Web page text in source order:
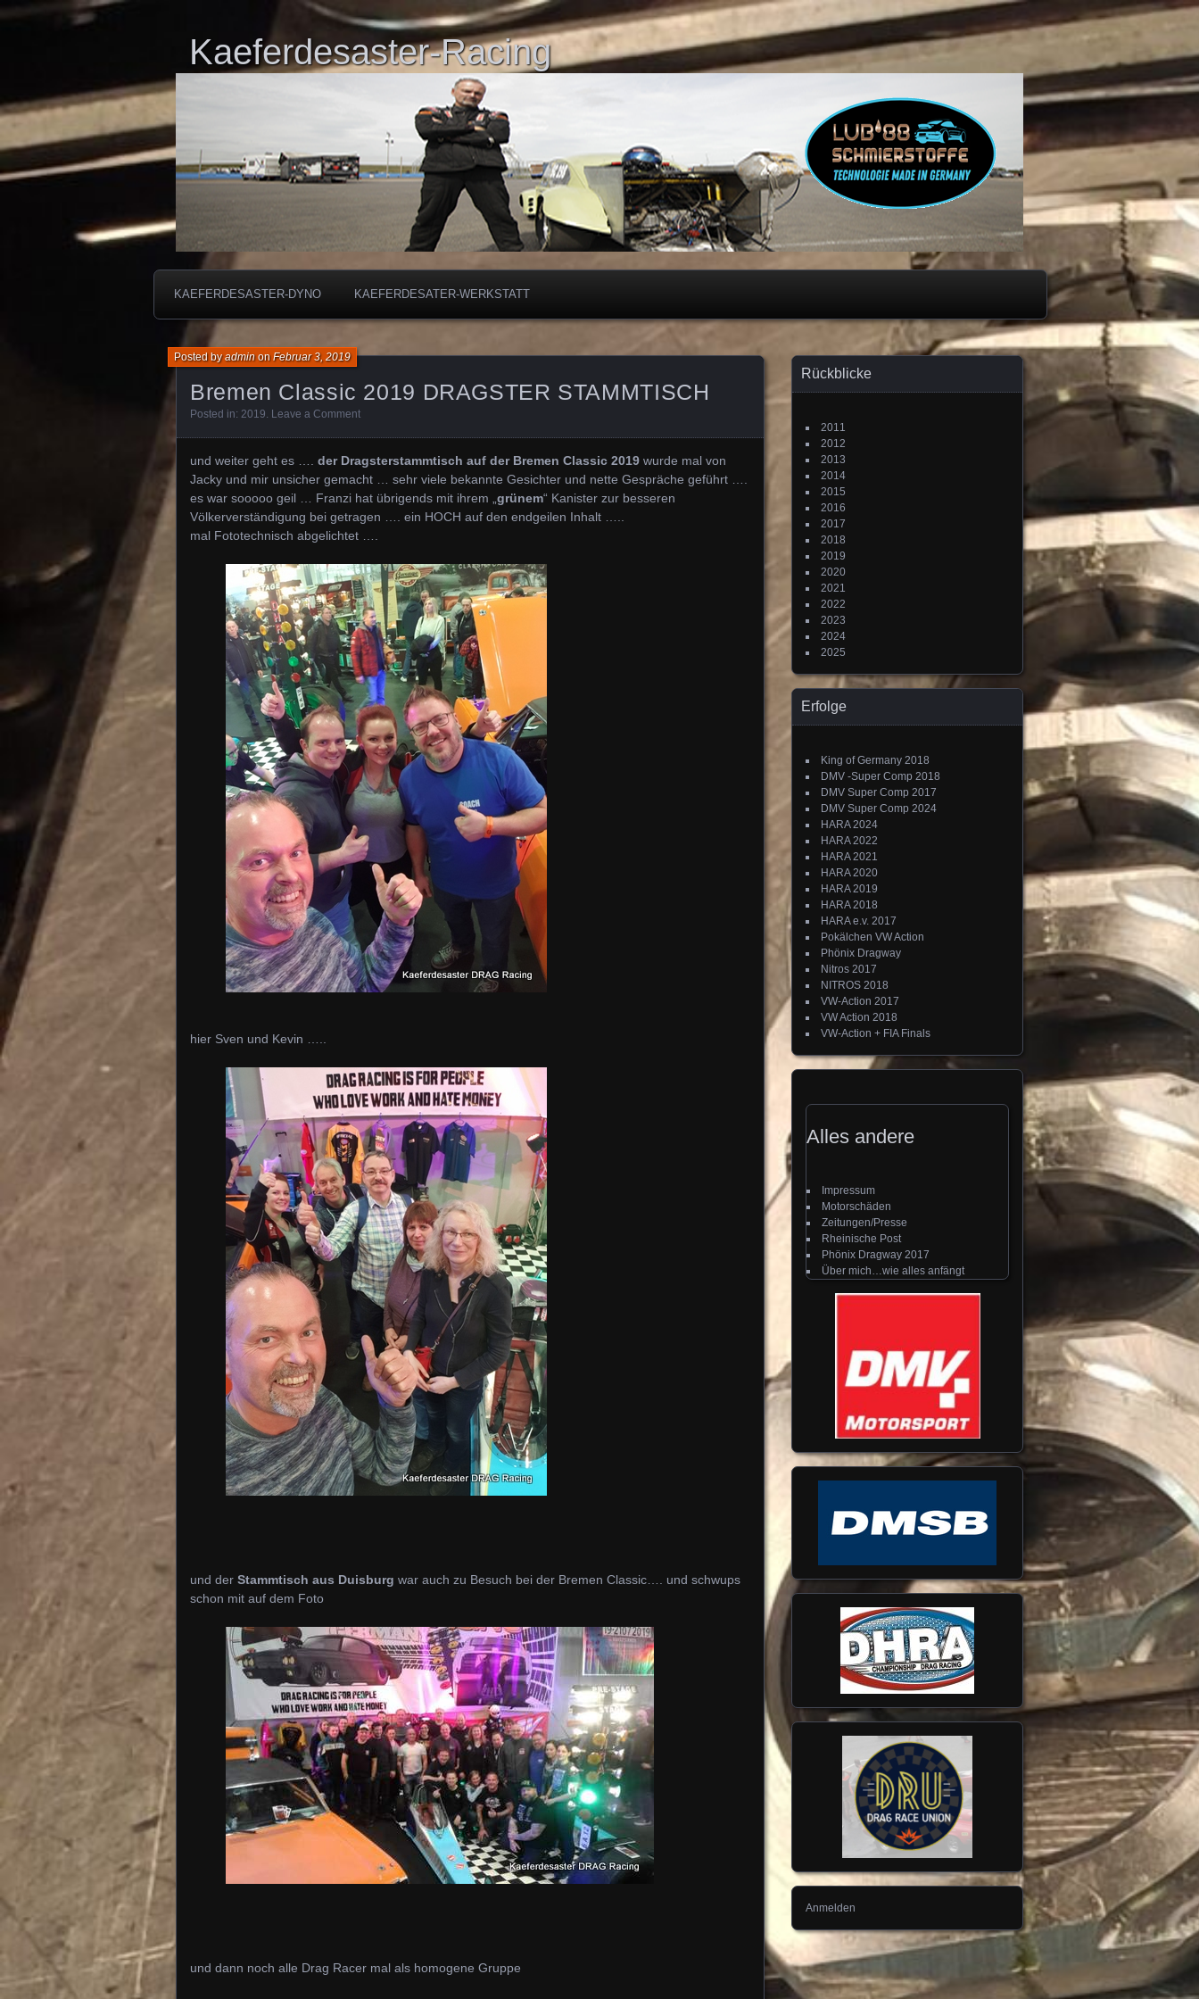
Kaeferdesaster-Racing
KAEFERDESASTER-DYNO KAEFERDESATER-WERKSTATT
Bremen Classic 2019 DRAGSTER STAMMTISCH
Posted byadminonFebruar 3, 2019
Posted in: 2019. Leave a Comment
und weiter geht es …. der Dragsterstammtisch auf der Bremen Classic 2019 wurde mal von
Jacky und mir unsicher gemacht … sehr viele bekannte Gesichter und nette Gespräche geführt ….
es war sooooo geil … Franzi hat übrigends mit ihrem „ grünem“ Kanister zur besseren
Völkerverständigung bei getragen …. ein HOCH auf den endgeilen Inhalt …..
mal Fototechnisch abgelichtet ….
hier Sven und Kevin …..
und der Stammtisch aus Duisburg war auch zu Besuch bei der Bremen Classic…. und schwups
schon mit auf dem Foto
und dann noch alle Drag Racer mal als homogene Gruppe
Rückblicke
2011
2012
2013
2014
2015
2016
2017
2018
2019
2020
2021
2022
2023
2024
2025
Erfolge
King of Germany 2018
DMV -Super Comp 2018
DMV Super Comp 2017
DMV Super Comp 2024
HARA 2024
HARA 2022
HARA 2021
HARA 2020
HARA 2019
HARA 2018
HARA e.v. 2017
Pokälchen VW Action
Phönix Dragway
Nitros 2017
NITROS 2018
VW-Action 2017
VW Action 2018
VW-Action + FIA Finals
Alles andere
Impressum
Motorschäden
Zeitungen/Presse
Rheinische Post
Phönix Dragway 2017
Über mich…wie alles anfängt
Anmelden